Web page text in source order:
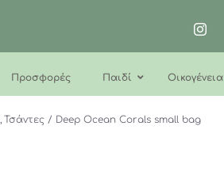
Προσφορές Παιδί Οικογένεια
Τσάντες Deep Ocean Corals small bag